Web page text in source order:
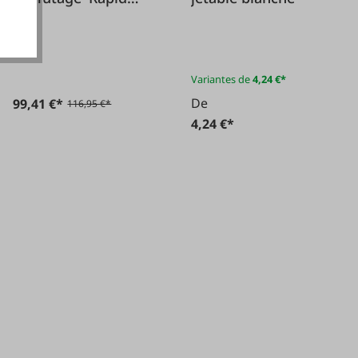
99,41 €* 116,95 €*
Variantes de4,24 €*
De
4,24 €*